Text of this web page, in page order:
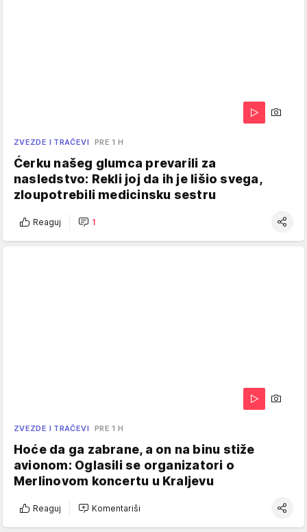
ZVEZDE I TRAČEVI PRE 1 H
Ćerku našeg glumca prevarili za
nasledstvo: Rekli joj da ih je lišio svega,
zloupotrebili medicinsku sestru
Reaguj 1
ZVEZDE I TRAČEVI PRE 1 H
Hoće da ga zabrane, a on na binu stiže
avionom: Oglasili se organizatori o
Merlinovom koncertu u Kraljevu
Reaguj Komentariši